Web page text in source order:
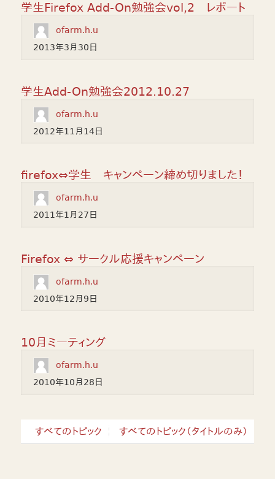
学生Firefox Add-On勉強会vol,2 レポート
ofarm.h.u
2013年3月30日
学生Add-On勉強会2012.10.27
ofarm.h.u
2012年11月14日
firefox⇔学生 キャンペーン締め切りました！
ofarm.h.u
2011年1月27日
Firefox ⇔ サークル応援キャンペーン
ofarm.h.u
2010年12月9日
10月ミーティング
ofarm.h.u
2010年10月28日
すべてのトピック すべてのトピック（タイトルのみ）